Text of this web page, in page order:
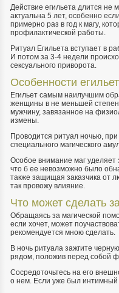
Действие егильета длится не
актуальна 5 лет, особенно
примерно раз в год к магу,
профилактической работы.
Ритуал Егильета вступает в
И потом за 3-4 недели
сексуального приворота.
Особенности
Егильет самым наилучшим
женщины в не меньшей
мужчину, завязанное на
измены.
Проводится ритуал ночью,
специального магического
Особое внимание маг уделяет
что б ее невозможно было
также защищая заказчика от
так провожу влияние.
Что может сделать
Обращаясь за магической
если хочет, может
рекомендуется мною сделать.
В ночь ритуала зажгите
рядом, положив перед собой
Сосредоточьтесь на его
о нем. Если уже был интимный